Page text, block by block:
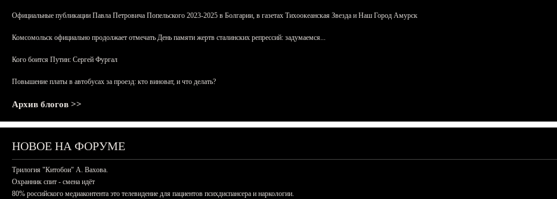
Официальные публикации Павла Петровича Попельского 2023-2025 в Болгарии, в газетах Тихоокеанская Звезда и Наш Город Амурск
Комсомольск официально продолжает отмечать День памяти жертв сталинских репрессий: задумаемся...
Кого боится Путин: Сергей Фургал
Повышение платы в автобусах за проезд: кто виноват, и что делать?
Архив блогов >>
НОВОЕ НА ФОРУМЕ
Трилогия "Китобои" А. Вахова.
Охранник спит - смена идёт
80% российского медиаконтента это телевидение для пациентов психдиспансера и наркологии.